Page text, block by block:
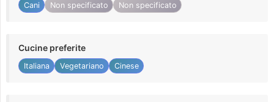
Cani Non specificato Non specificato
Cucine preferite
Italiana Vegetariano Cinese